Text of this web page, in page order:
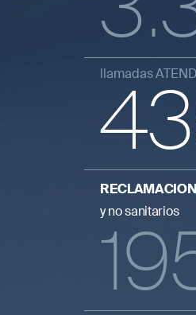
llamadas
y no sanitarios